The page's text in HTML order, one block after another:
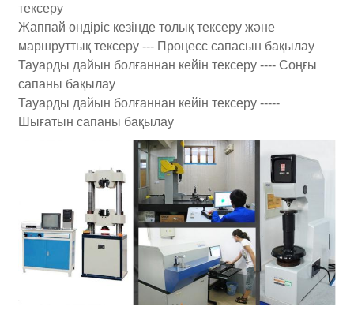
тексеру
Жаппай өндіріс кезінде толық тексеру және
маршруттық тексеру --- Процесс сапасын бақылау
Тауарды дайын болғаннан кейін тексеру ---- Соңғы
сапаны бақылау
Тауарды дайын болғаннан кейін тексеру -----
Шығатын сапаны бақылау